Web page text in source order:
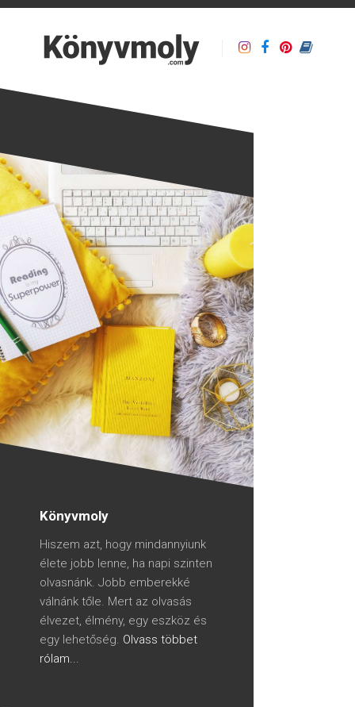
Könyvmoly
Hiszem azt, hogy mindannyiunk
élete jobb lenne, ha napi szinten
olvasnánk. Jobb emberekké
válnánk tőle. Mert az olvasás
élvezet, élmény, egy eszköz és
egy lehetőség. Olvass többet
rólam...